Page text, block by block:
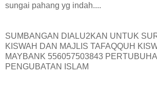
sungai pahang yg indah....
SUMBANGAN DIALU2KAN UNTUK
KISWAH DAN MAJLIS TAFAQQUH
MAYBANK 556057503843
PENGUBATAN ISLAM